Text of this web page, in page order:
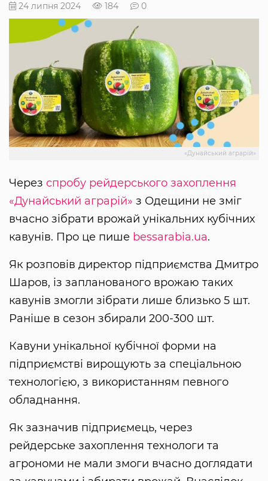
24 липня 2024 184 0
«Дунайський аграрій»
Через спробу рейдерського захоплення
«Дунайський аграрій» з Одещини не зміг
вчасно зібрати врожай унікальних кубічних
кавунів. Про це пише bessarabia.ua.
Як розповів директор підприємства Дмитро
Шаров, із запланованого врожаю таких
кавунів змогли зібрати лише близько 5 шт.
Раніше в сезон збирали 200-300 шт.
Кавуни унікальної кубічної форми на
підприємстві вирощують за спеціальною
технологією, з використанням певного
обладнання.
Як зазначив підприємець, через
рейдерське захоплення технологи та
агрономи не мали змоги вчасно доглядати